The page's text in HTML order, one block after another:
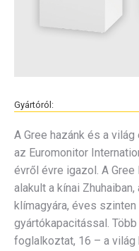
Gyártóról:
A Gree hazánk és a
az Euromonitor
évről évre igazol. A
alakult a kínai
klímagyára, éves
gyártókapacitással.
foglalkoztat, 16 – a